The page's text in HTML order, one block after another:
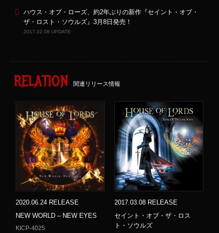
ハウス・オブ・ローズ、約2年ぶりの新作『セイント・オブ・
ザ・ロスト・ソウルズ』3月8日発売！
2017.02.08 UPDATE
RELATION 関連リリース情報
2020.06.24 RELEASE
NEW WORLD – NEW EYES
KICP-4025
2017.03.08 RELEASE
セイント・オブ・ザ・ロス
ト・ソウルズ